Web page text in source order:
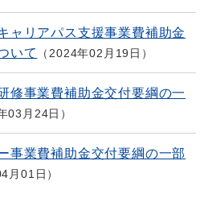
ャリアパス支援事業費補助金
いて
2024年02月19日
修事業費補助金交付要綱の一
03月24日
事業費補助金交付要綱の一部
月01日